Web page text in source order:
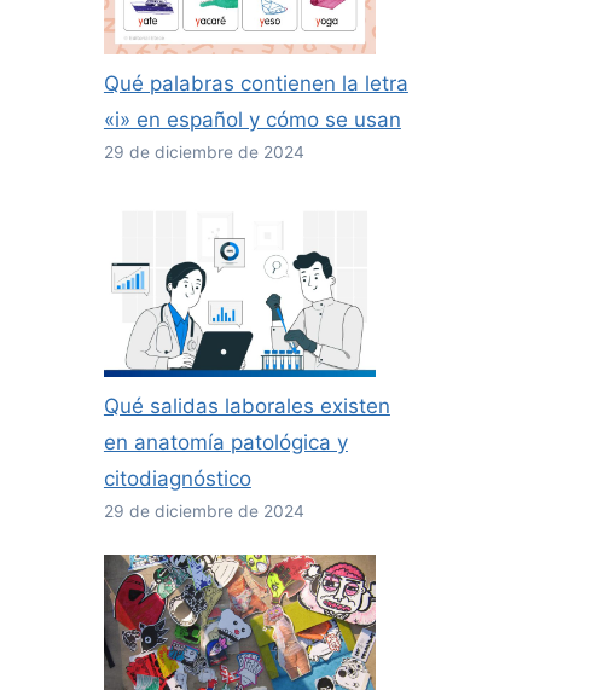
Qué palabras contienen la letra
«i» en español y cómo se usan
29 de diciembre de 2024
Qué salidas laborales existen
en anatomía patológica y
citodiagnóstico
29 de diciembre de 2024